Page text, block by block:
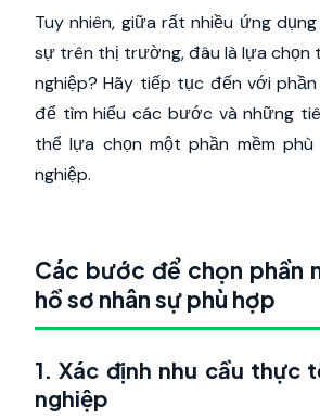
Tuy nhiên, giữa rất nhiều ứng
sự trên thị trường, đâu là lựa chọn
nghiệp? Hãy tiếp tục đến với
để tìm hiểu các bước và những
thể lựa chọn một phần mềm
nghiệp.
Các bước để chọn phần
hồ sơ nhân sự phù hợp
1. Xác định nhu cầu thực
nghiệp